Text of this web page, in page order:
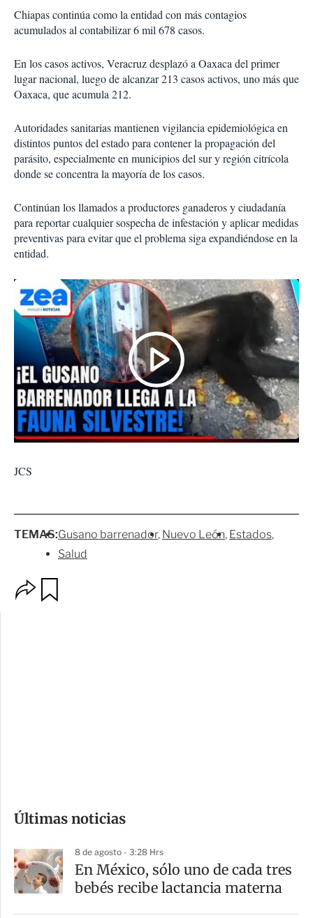
Chiapas continúa como la entidad con más contagios
acumulados al contabilizar 6 mil 678 casos.
En los casos activos, Veracruz desplazó a Oaxaca del primer
lugar nacional, luego de alcanzar 213 casos activos, uno más que
Oaxaca, que acumula 212.
Autoridades sanitarias mantienen vigilancia epidemiológica en
distintos puntos del estado para contener la propagación del
parásito, especialmente en municipios del sur y región citrícola
donde se concentra la mayoría de los casos.
Continúan los llamados a productores ganaderos y ciudadanía
para reportar cualquier sospecha de infestación y aplicar medidas
preventivas para evitar que el problema siga expandiéndose en la
entidad.
JCS
TEMAS:Gusano barrenador Nuevo León Estados
Salud
m
a
r
Últimas noticias
8 de agosto - 3:28 Hrs
En México, sólo uno de cada tres
bebés recibe lactancia materna